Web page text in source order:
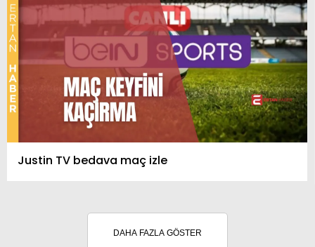
Justin TV bedava maç izle
DAHA FAZLA GÖSTER